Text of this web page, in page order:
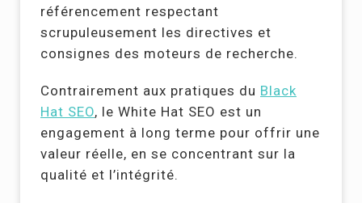
référencement respectant
scrupuleusement les directives et
consignes des moteurs de recherche.
Contrairement aux pratiques du Black
Hat SEO, le White Hat SEO est un
engagement à long terme pour offrir une
valeur réelle, en se concentrant sur la
qualité et l’intégrité.